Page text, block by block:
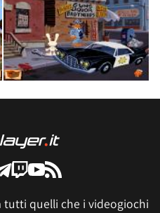
tutti quelli che i videogiochi